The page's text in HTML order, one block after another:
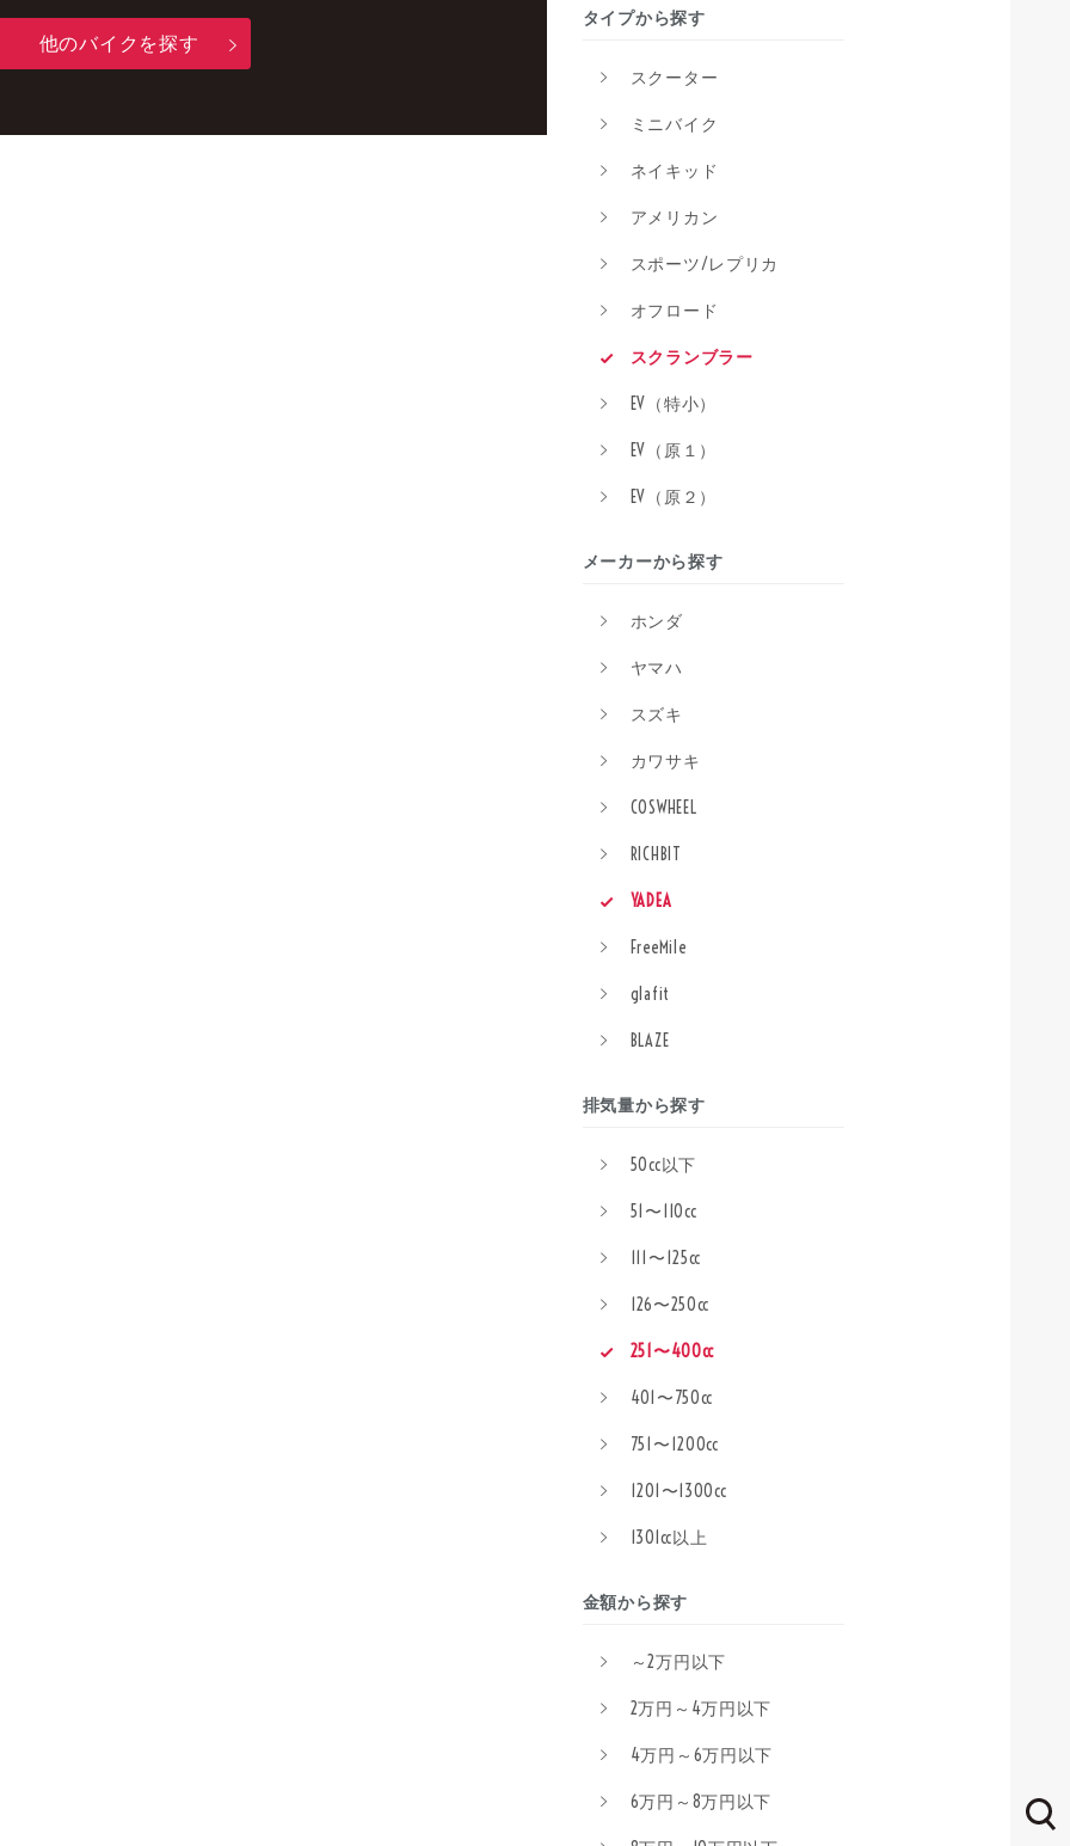
他のバイクを探す
タイプから探す
スクーター
ミニバイク
ネイキッド
アメリカン
スポーツ/レプリカ
オフロード
スクランブラー
EV（特小）
EV（原１）
EV（原２）
メーカーから探す
ホンダ
ヤマハ
スズキ
カワサキ
COSWHEEL
RICHBIT
YADEA
FreeMile
glafit
BLAZE
排気量から探す
50cc以下
51〜110cc
111〜125cc
126〜250cc
251〜400cc
401〜750cc
751〜1200cc
1201〜1300cc
1301cc以上
金額から探す
～2万円以下
2万円～4万円以下
4万円～6万円以下
6万円～8万円以下